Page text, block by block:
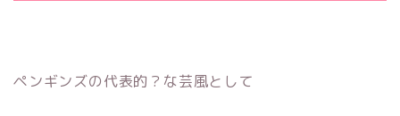
ペンギンズの代表的？な芸風として